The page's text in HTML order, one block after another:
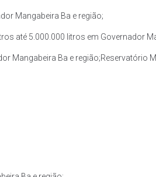
Mangabeira Ba e região;
até 5.000.000 litros em Governador
Mangabeira Ba e